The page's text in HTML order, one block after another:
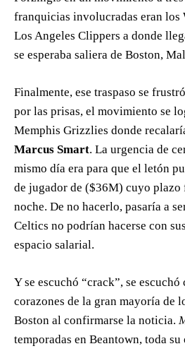
franquicias involucradas eran los
Los Angeles Clippers a donde
se esperaba saliera de Boston,
Finalmente, ese traspaso se
por las prisas, el movimiento se
Memphis Grizzlies donde
Marcus Smart. La urgencia de
mismo día era para que el letón
de jugador de ($36M) cuyo plazo
noche. De no hacerlo, pasaría a
Celtics no podrían hacerse con
espacio salarial.
Y se escuchó “crack”, se
corazones de la gran mayoría de
Boston al confirmarse la noticia.
temporadas en Beantown, toda